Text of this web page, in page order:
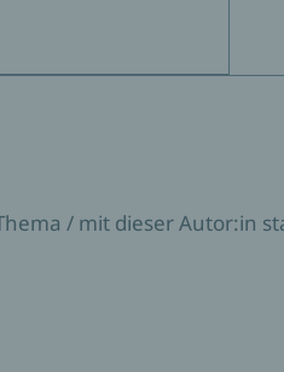
/ mit dieser Autor:in